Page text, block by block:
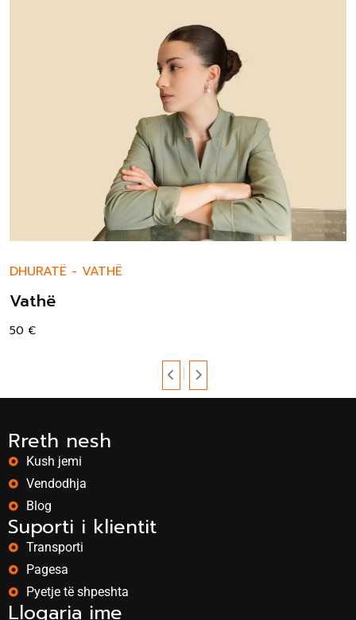
DHURATË - VATHË
Vathë
50 €
Rreth nesh
Kush jemi
Vendodhja
Blog
Suporti i klientit
Transporti
Pagesa
Pyetje të shpeshta
Llogaria ime